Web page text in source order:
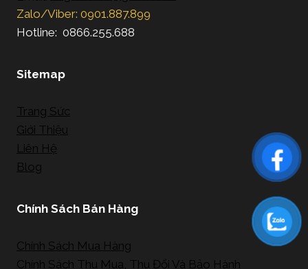
Zalo/Viber: 0901.887.899
Hotline: 0866.255.688
Sitemap
Trang Sức
Giới Thiệu
Liên Hệ
Blog
Chính Sách Bán Hàng
Chính Sách Mua Hàng
Chính Sách Thu Mua, Thu Đổi Và Bảo Hành